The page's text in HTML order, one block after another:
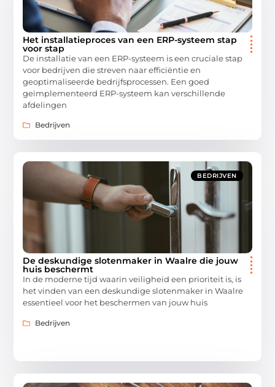
Het installatieproces van een ERP-systeem stap
voor stap
De installatie van een ERP-systeem is een cruciale stap
voor bedrijven die streven naar efficiëntie en
geoptimaliseerde bedrijfsprocessen. Een goed
geïmplementeerd ERP-systeem kan verschillende
afdelingen
Bedrijven
BEDRIJVEN
De deskundige slotenmaker in Waalre die jouw
huis beschermt
In de moderne tijd waarin veiligheid een prioriteit is, is
het vinden van een deskundige slotenmaker in Waalre
essentieel voor het beschermen van jouw huis
Bedrijven